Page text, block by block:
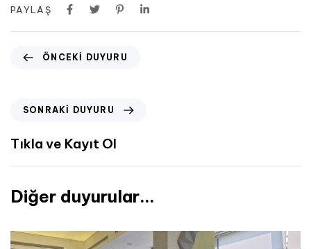
PAYLAŞ
ÖNCEKI DUYURU
SONRAKI DUYURU
Tıkla ve Kayıt Ol
Diğer duyurular...